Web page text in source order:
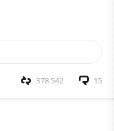
15
378 542